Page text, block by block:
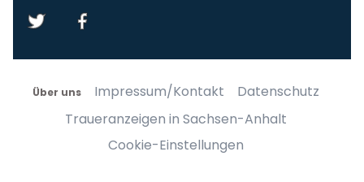
Über uns Impressum/Kontakt
Datenschutz
Traueranzeigen in Sachsen-Anhalt
Cookie-Einstellungen